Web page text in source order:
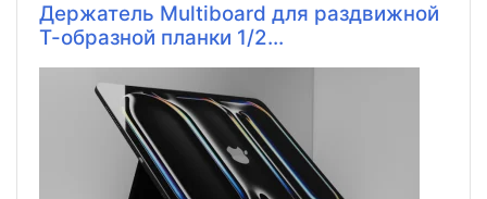
Держатель Multiboard для раздвижной
Т-образной планки 1/2...